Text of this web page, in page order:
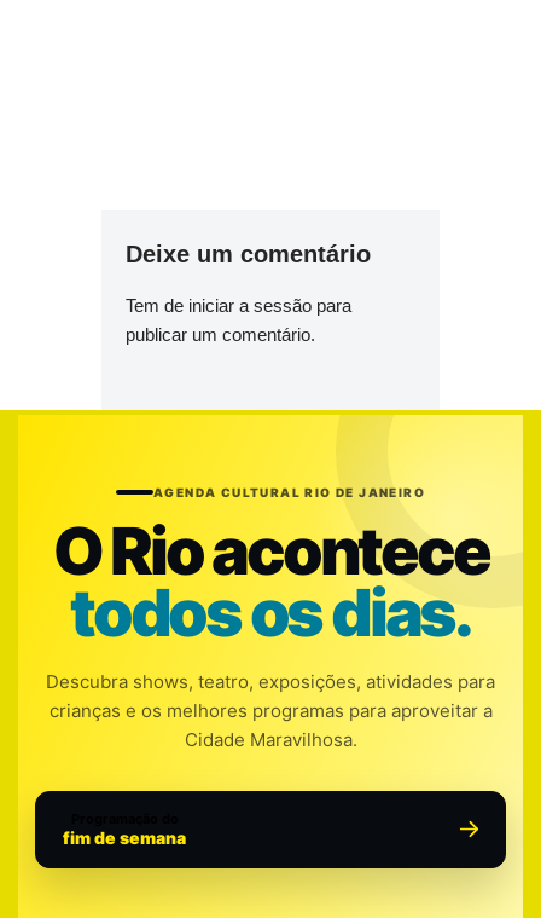
Deixe um comentário
Tem de iniciar a sessão para
publicar um comentário.
AGENDA CULTURAL RIO DE JANEIRO
O Rio acontece
todos os dias.
Descubra shows, teatro, exposições, atividades para
crianças e os melhores programas para aproveitar a
Cidade Maravilhosa.
fim de semana